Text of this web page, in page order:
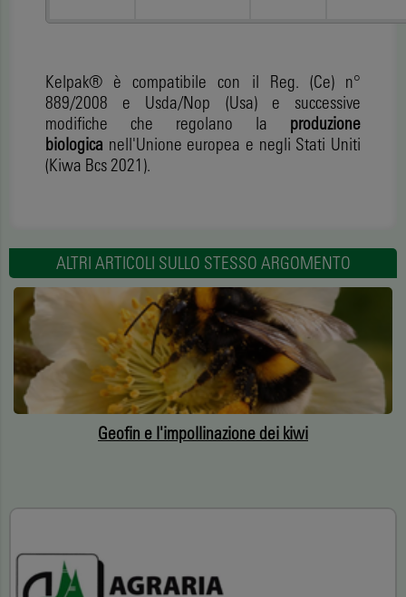
Kelpak® è compatibile con il Reg. (Ce) n°
889/2008 e Usda/Nop (Usa) e successive
modifiche che regolano la produzione
biologica nell'Unione europea e negli Stati Uniti
(Kiwa Bcs 2021).
ALTRI ARTICOLI SULLO STESSO ARGOMENTO
Geofin e l'impollinazione dei kiwi